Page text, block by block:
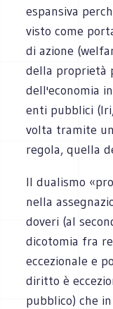
espansiva
visto come
di azione
della proprietà
dell'economia
enti pubblici
volta tramite
regola, quella
Il dualismo
nella
doveri (al
dicotomia fra
eccezionale e
diritto è
pubblico) che